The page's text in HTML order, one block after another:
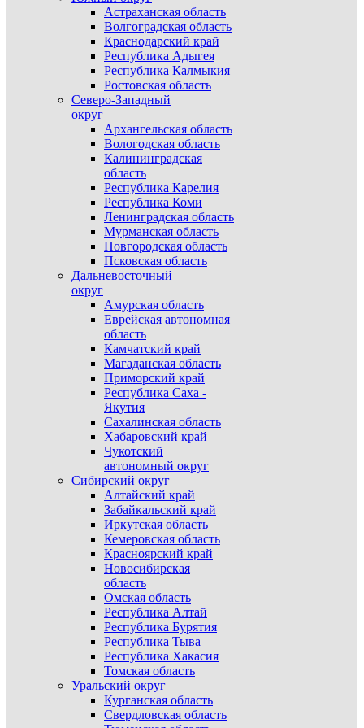
Астраханская область
Волгоградская область
Краснодарский край
Республика Адыгея
Республика Калмыкия
Ростовская область
Северо-Западный
округ
Архангельская область
Вологодская область
Калининградская
область
Республика Карелия
Республика Коми
Ленинградская область
Мурманская область
Новгородская область
Псковская область
Дальневосточный
округ
Амурская область
Еврейская автономная
область
Камчатский край
Магаданская область
Приморский край
Республика Саха -
Якутия
Сахалинская область
Хабаровский край
Чукотский
автономный округ
Сибирский округ
Алтайский край
Забайкальский край
Иркутская область
Кемеровская область
Красноярский край
Новосибирская
область
Омская область
Республика Алтай
Республика Бурятия
Республика Тыва
Республика Хакасия
Томская область
Уральский округ
Курганская область
Свердловская область